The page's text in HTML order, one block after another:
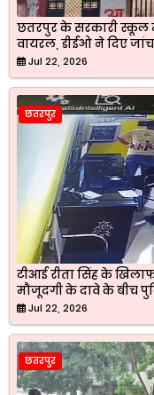
छतरपुर के सरकारी स्कूल
वायरल, डीईओ ने दिए
Jul 22, 2026
छतरपुर
टीआई रीता सिंह के खिलाफ
मौजूदगी के दावे के बीच
Jul 22, 2026
छतरपुर